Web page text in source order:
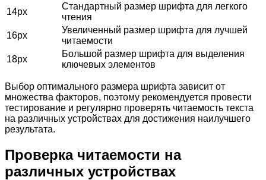
14px
Стандартный размер шрифта для легкого
чтения
16px
Увеличенный размер шрифта для лучшей
читаемости
18px
Большой размер шрифта для выделения
ключевых элементов
Выбор оптимального размера шрифта зависит от
множества факторов, поэтому рекомендуется провести
тестирование и регулярно проверять читаемость текста
на различных устройствах для достижения наилучшего
результата.
Проверка читаемости на
различных устройствах